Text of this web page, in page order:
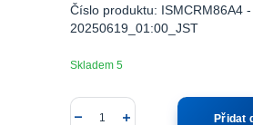
Číslo produktu: ISMCRM86A4
20250619_01:00_JST
Skladem 5
Přidat